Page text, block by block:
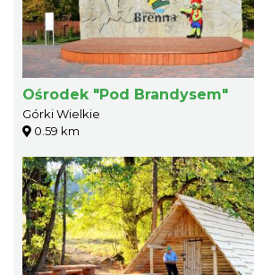
Ośrodek "Pod Brandysem"
Górki Wielkie
0.59 km